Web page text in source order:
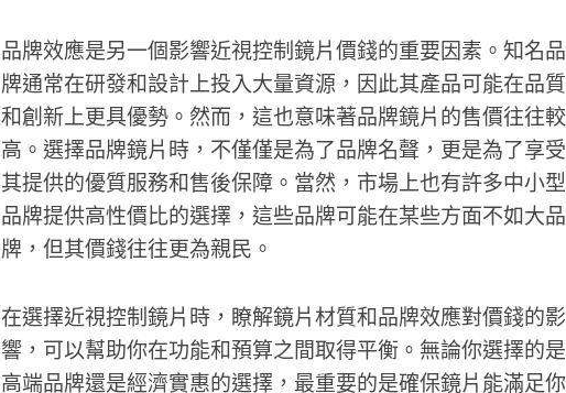
品牌效應是另一個影響近視控制鏡片價錢的重要因素。知名品
牌通常在研發和設計上投入大量資源，因此其產品可能在品質
和創新上更具優勢。然而，這也意味著品牌鏡片的售價往往較
高。選擇品牌鏡片時，不僅僅是為了品牌名聲，更是為了享受
其提供的優質服務和售後保障。當然，市場上也有許多中小型
品牌提供高性價比的選擇，這些品牌可能在某些方面不如大品
牌，但其價錢往往更為親民。
在選擇近視控制鏡片時，瞭解鏡片材質和品牌效應對價錢的影
響，可以幫助你在功能和預算之間取得平衡。無論你選擇的是
高端品牌還是經濟實惠的選擇，最重要的是確保鏡片能滿足你